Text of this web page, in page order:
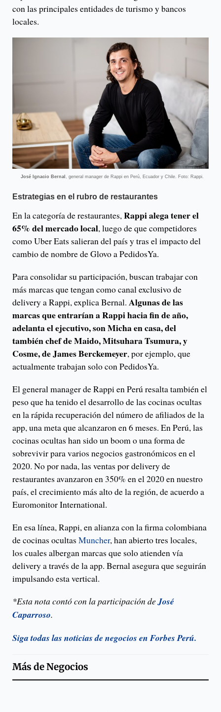
con las principales entidades de turismo y bancos
locales.
José Ignacio Bernal , general manager de Rappi en Perú, Ecuador y Chile. Foto: Rappi.
Estrategias en el rubro de restaurantes
En la categoría de restaurantes, Rappi alega tener el
65% del mercado local, luego de que competidores
como Uber Eats salieran del país y tras el impacto del
cambio de nombre de Glovo a PedidosYa.
Para consolidar su participación, buscan trabajar con
más marcas que tengan como canal exclusivo de
delivery a Rappi, explica Bernal. Algunas de las
marcas que entrarían a Rappi hacia fin de año,
adelanta el ejecutivo, son Micha en casa, del
también chef de Maido, Mitsuhara Tsumura, y
Cosme, de James Berckemeyer, por ejemplo, que
actualmente trabajan solo con PedidosYa.
El general manager de Rappi en Perú resalta también el
peso que ha tenido el desarrollo de las cocinas ocultas
en la rápida recuperación del número de afiliados de la
app, una meta que alcanzaron en 6 meses. En Perú, las
cocinas ocultas han sido un boom o una forma de
sobrevivir para varios negocios gastronómicos en el
2020. No por nada, las ventas por delivery de
restaurantes avanzaron en 350% en el 2020 en nuestro
país, el crecimiento más alto de la región, de acuerdo a
Euromonitor International.
En esa línea, Rappi, en alianza con la firma colombiana
de cocinas ocultas Muncher, han abierto tres locales,
los cuales albergan marcas que solo atienden vía
delivery a través de la app. Bernal asegura que seguirán
impulsando esta vertical.
*Esta nota contó con la participación deJosé
Caparroso.
Siga todas las noticias de negocios en Forbes Perú.
Más deNegocios